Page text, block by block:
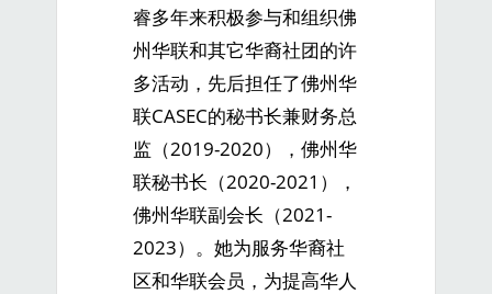
睿多年来积极参与和组织佛
州华联和其它华裔社团的许
多活动，先后担任了佛州华
联CASEC的秘书长兼财务总
监（2019-2020），佛州华
联秘书长（2020-2021），
佛州华联副会长（2021-
2023）。她为服务华裔社
区和华联会员，为提高华人